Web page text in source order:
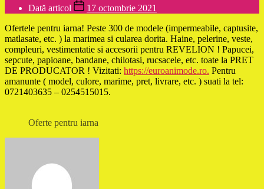
Dată articol
17 octombrie 2021
Ofertele pentru iarna! Peste 300 de modele (impermeabile, captusite,
matlasate, etc. ) la marimea si cularea dorita. Haine, pelerine, veste,
compleuri, vestimentatie si accesorii pentru REVELION ! Papucei,
sepcute, papioane, bandane, chilotasi, rucsacele, etc. toate la PRET
DE PRODUCATOR ! Vizitati: https://euroanimode.ro. Pentru
amanunte ( model, culore, marime, pret, livrare, etc. ) suati la tel:
0721403635 – 0254515015.
Oferte pentru iarna